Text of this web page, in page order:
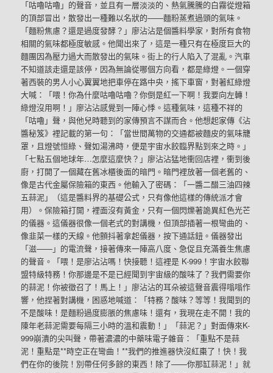
「咕嚕咕嚕」的聲音，並且有一層淡淡的、熱氣騰騰的白霧從燈箱
的頂部冒出，散發出一種難以名狀的——麵粉蒸煮過頭的氣味。
「麵粉焦慮？還是過度發酵？」廖沾沾是個醬料學家，對所有食物
相關的氣味都極度敏感。他聞出來了，這是一種只有在極度巨大的
麵團因為壓力過大而散發出的氣味。街上的行人陷入了混亂。汽車
不知道該走還是該停，因為無論從哪個方向看，都是綠燈。一個穿
著西裝的男人小心翼翼地把車停在路中央，搖下車窗，對著紅綠燈
大喊：「喂！你為什麼咕嚕咕嚕？你倒是紅一下啊！我要向左轉！
綠燈沒用啊！」廖沾沾感覺到一陣心悸。這種氣味，這種不祥的
「咕嚕」聲，與他兒時聽到的家傳預言不謀而合。他想起家傳《沾
醬秘笈》裡記載的第一句：「當世間萬物的交通都被麵皮的氣味籠
罩，且燈號恒綠、聲如湯沸時，便是宇宙水餃臨界點到來之時。」
「七點五個地球年…怎麼這麼快？」廖沾沾猛地衝回店裡，衝到後
廚，打開了一個藏在舊冰櫃後面的暗門。暗門裡放著一個老舊的、
像是古代金屬保險箱的東西。他輸入了密碼：「一醬二醋三油四辣
五蒜泥」（這是醬料界的基礎公式，只有像他這樣的傳統派才會
用）。保險箱打開，裡面沒有黃金，只有一個閃爍著詭異紅色光芒
的儀器。這儀器很像一個老式的對講機，但頂部插著一根彎曲的、
像韭菜一樣的天線。他顫抖著拿起儀器，按下通話鈕。儀器發出
「滋——」的電流聲，接著傳來一陣高八度、急促且充滿養生焦慮
的聲音。「喂！是廖沾沾嗎！快接聽！這裡是 K-999！宇宙水餃聯
盟特級特務！你那邊是不是已經聞到宇宙級的酸味了？我們需要你
的蒜泥！你被徵召了！馬上！」廖沾沾的耳朵被這聲音震得嗡嗡作
響，他捏著對講機，困惑地喊道：「特務？酸味？等等！我聞到的
不是酸味！是麵粉過度膨脹的焦慮味！還有，我現在走不開！我的
陳年老蒜泥需要每隔三小時的溫和震動！」「蒜泥？」對面傳來K-
999崩潰的尖叫聲，帶著濃濃的中藥味電子雜音：「重點不是蒜
泥！重點是**時空正在彎曲！**我們的推進器快沒紅棗了！快！我
們在你的後院！別帶任何多餘的東西！除了——你那缸蒜泥！」就